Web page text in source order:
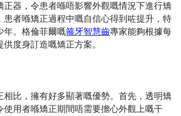
正器，令患者喺唔影響外觀嘅情況下進行矯
患者喺矯正過程中嘅自信心得到咗提升，特
年。格倫菲爾嘅箍牙智慧齒專家能夠根據每
度身訂造嘅矯正方案。
相比，擁有好多顯著嘅優勢。首先，透明矯
使用者喺矯正期間唔需要擔心外觀上嘅干